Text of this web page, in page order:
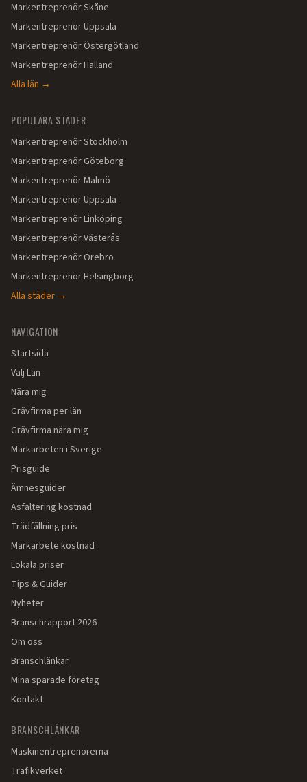
MarkentreprenörSkåne
MarkentreprenörUppsala
MarkentreprenörÖstergötland
MarkentreprenörHalland
Alla län →
POPULÄRA STÄDER
MarkentreprenörStockholm
MarkentreprenörGöteborg
MarkentreprenörMalmö
MarkentreprenörUppsala
MarkentreprenörLinköping
MarkentreprenörVästerås
MarkentreprenörÖrebro
MarkentreprenörHelsingborg
Alla städer →
NAVIGATION
Startsida
Välj Län
Nära mig
Grävfirma per län
Grävfirma nära mig
Markarbeten i Sverige
Prisguide
Ämnesguider
Asfaltering kostnad
Trädfällning pris
Markarbete kostnad
Lokala priser
Tips & Guider
Nyheter
Branschrapport 2026
Om oss
Branschlänkar
Mina sparade företag
Kontakt
BRANSCHLÄNKAR
Maskinentreprenörerna
Trafikverket